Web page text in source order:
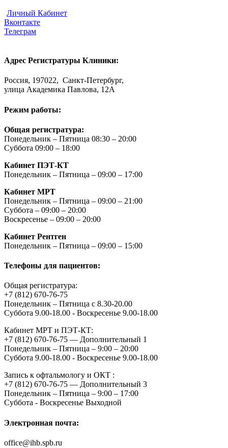
Личный Кабинет
Вконтакте
Телеграм
Адрес Регистратуры Клиники:
Россия, 197022, Санкт-Петербург,
улица Академика Павлова, 12А
Режим работы:
Общая регистратура:
Понедельник – Пятница 08:30 – 20:00
Суббота 09:00 – 18:00
Кабинет ПЭТ-КТ
Понедельник – Пятница – 09:00 – 17:00
Кабинет МРТ
Понедельник – Пятница – 09:00 – 21:00
Суббота – 09:00 – 20:00
Воскресенье – 09:00 – 20:00
Кабинет Рентген
Понедельник – Пятница – 09:00 – 15:00
Телефоны для пациентов:
Общая регистратура:
+7 (812) 670-76-75
Понедельник – Пятница с 8.30-20.00
Суббота 9.00-18.00 - Воскресенье 9.00-18.00
Кабинет МРТ и ПЭТ-КТ:
+7 (812) 670-76-75 — Дополнительный 1
Понедельник – Пятница – 9:00 – 20:00
Суббота 9.00-18.00 - Воскресенье 9.00-18.00
Запись к офтальмологу и ОКТ :
+7 (812) 670-76-75 — Дополнительный 3
Понедельник – Пятница – 9:00 – 17:00
Суббота - Воскресенье Выходной
Электронная почта:
office@ihb.spb.ru